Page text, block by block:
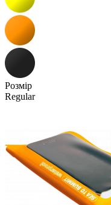
Розмір
Regular